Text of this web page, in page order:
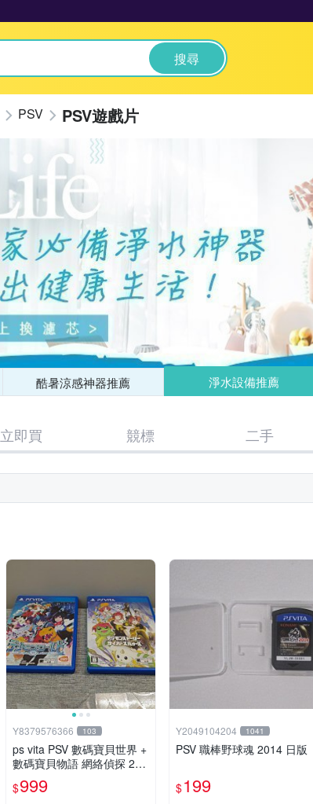
搜尋
PSV PSV遊戲片
酷暑涼感神器推薦 淨水設備推薦
立即買 競標 二手
Y8379576366 103
ps vita PSV 數碼寶貝世界 +
數碼寶貝物語 網絡偵探 2片
組 純日版 （編號19）
$999
Y2049104204 1041
PSV 職棒野球魂 2014 日版
$199